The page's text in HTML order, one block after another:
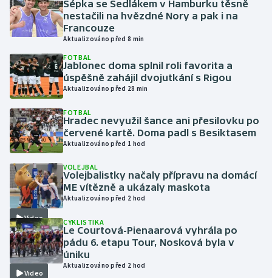
Házená
Jezdectví
Judo
Krasobruslení
Lezení
Lyže a snowboard
Moderní pětiboj
Motorsport
Olympijské hry
Parasport
Šépka se Sedlákem v Hamburku těsně
nestačili na hvězdné Nory a pak i na
Francouze
Aktualizováno před 8 min
FOTBAL
Jablonec doma splnil roli favorita a
úspěšně zahájil dvojutkání s Rigou
Aktualizováno před 28 min
FOTBAL
Hradec nevyužil šance ani přesilovku po
červené kartě. Doma padl s Besiktasem
Aktualizováno před 1 hod
Video
VOLEJBAL
Volejbalistky načaly přípravu na domácí
ME vítězně a ukázaly maskota
Aktualizováno před 2 hod
Video
CYKLISTIKA
Le Courtová-Pienaarová vyhrála po
pádu 6. etapu Tour, Nosková byla v
úniku
Aktualizováno před 2 hod